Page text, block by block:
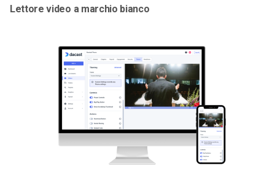
Lettore video a marchio bianco